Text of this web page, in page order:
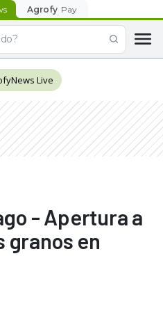
Agrofy Pay
Live
- Apertura a
granos en